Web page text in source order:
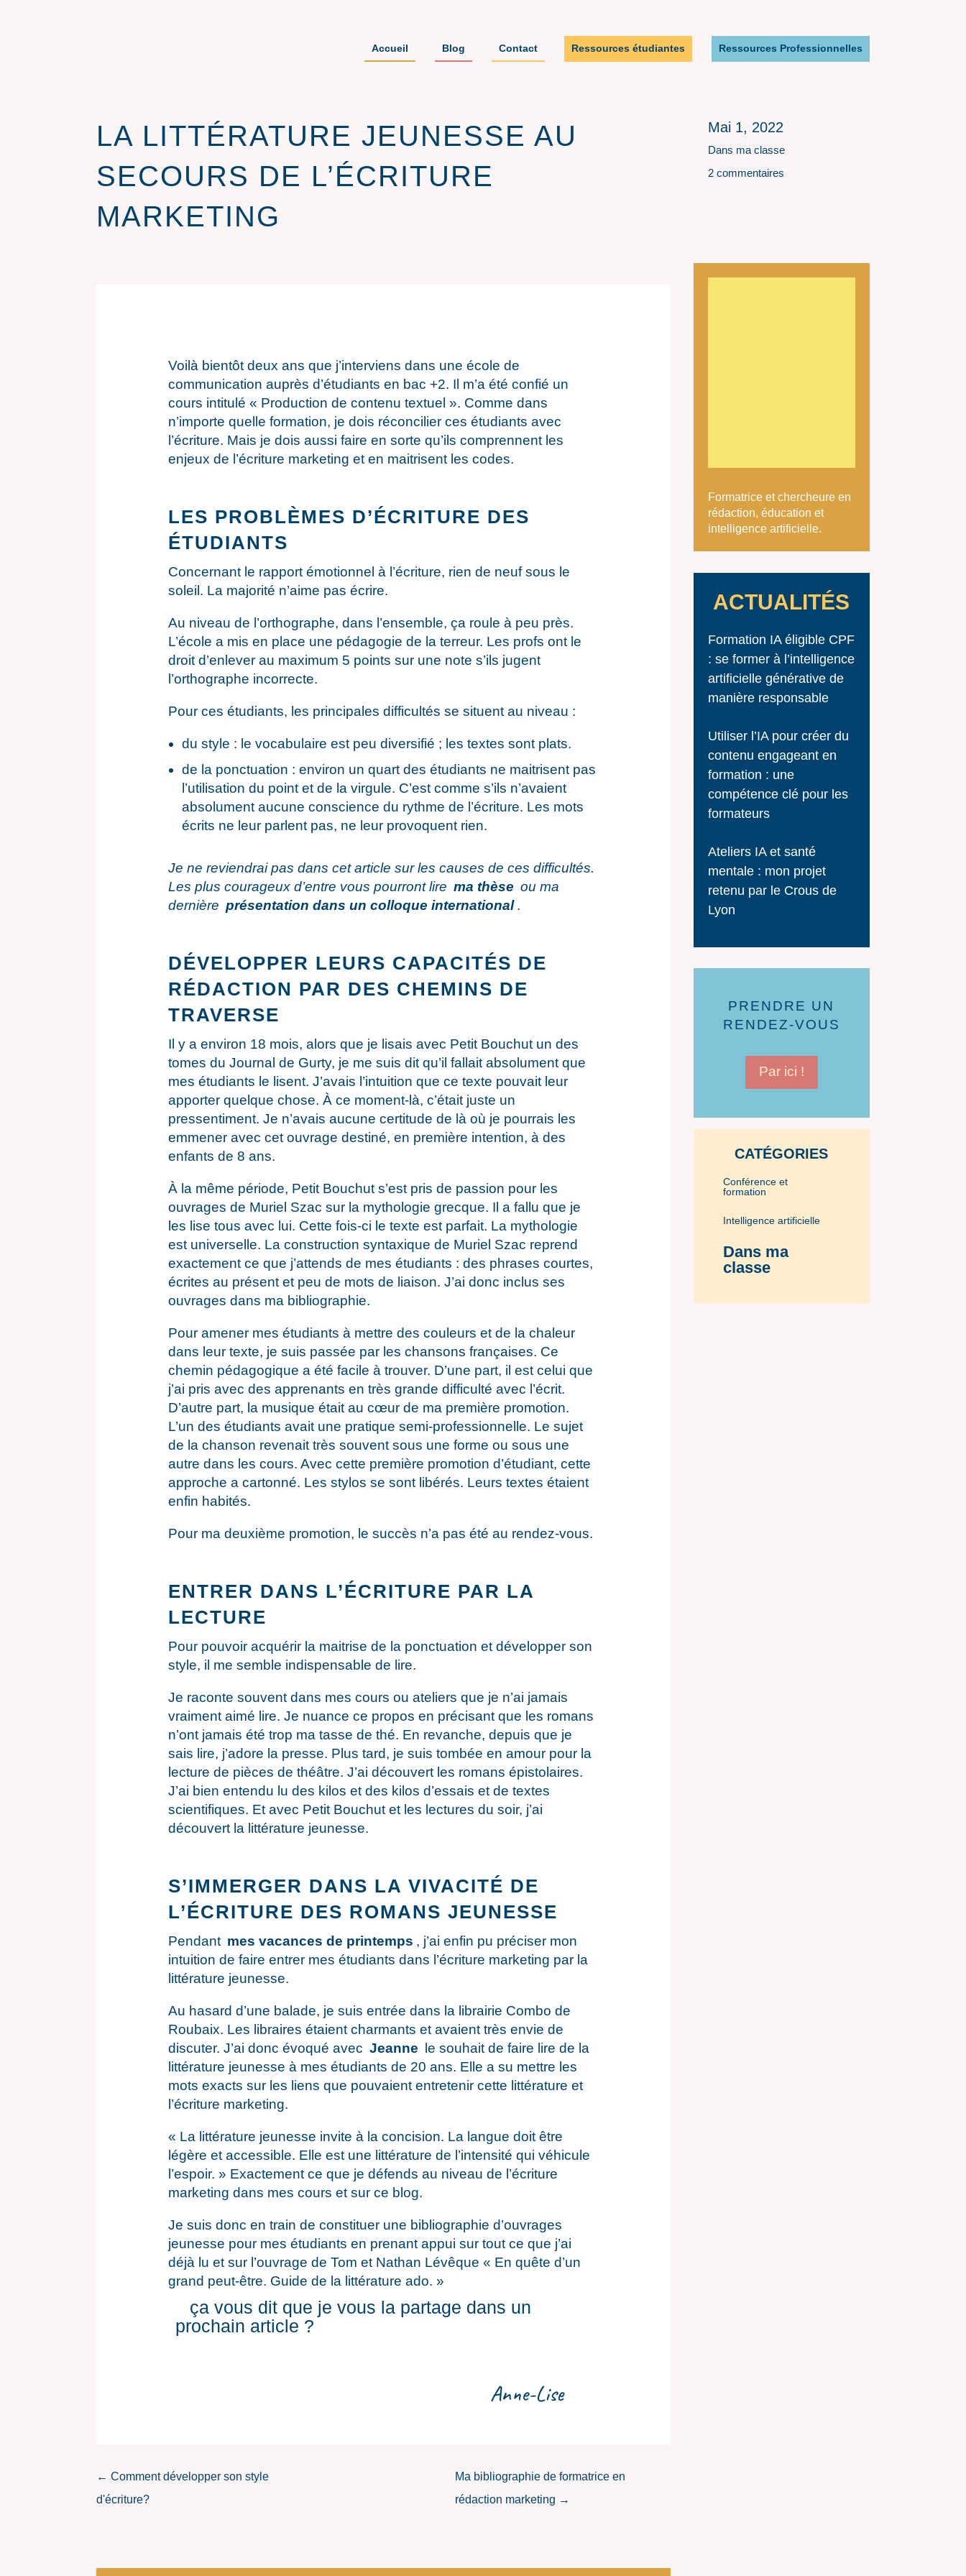
Accueil Blog Contact Ressources étudiantes Ressources Professionnelles
LA LITTÉRATURE JEUNESSE AU
SECOURS DE L’ÉCRITURE
MARKETING
Mai 1, 2022
Dans ma classe
2 commentaires
Voilà bientôt deux ans que j’interviens dans une école de
communication auprès d’étudiants en bac +2. Il m’a été confié un
cours intitulé « Production de contenu textuel ». Comme dans
n’importe quelle formation, je dois réconcilier ces étudiants avec
l’écriture. Mais je dois aussi faire en sorte qu’ils comprennent les
enjeux de l’écriture marketing et en maitrisent les codes.
LES PROBLÈMES D’ÉCRITURE DES
ÉTUDIANTS
Concernant le rapport émotionnel à l’écriture, rien de neuf sous le
soleil. La majorité n’aime pas écrire.
Au niveau de l’orthographe, dans l’ensemble, ça roule à peu près.
L’école a mis en place une pédagogie de la terreur. Les profs ont le
droit d’enlever au maximum 5 points sur une note s’ils jugent
l’orthographe incorrecte.
Pour ces étudiants, les principales difficultés se situent au niveau :
du style : le vocabulaire est peu diversifié ; les textes sont plats.
de la ponctuation : environ un quart des étudiants ne maitrisent pas
l’utilisation du point et de la virgule. C’est comme s’ils n’avaient
absolument aucune conscience du rythme de l’écriture. Les mots
écrits ne leur parlent pas, ne leur provoquent rien.
Je ne reviendrai pas dans cet article sur les causes de ces difficultés.
Les plus courageux d’entre vous pourront lire ma thèse ou ma
dernière présentation dans un colloque international .
DÉVELOPPER LEURS CAPACITÉS DE
RÉDACTION PAR DES CHEMINS DE
TRAVERSE
Il y a environ 18 mois, alors que je lisais avec Petit Bouchut un des
tomes du Journal de Gurty, je me suis dit qu’il fallait absolument que
mes étudiants le lisent. J’avais l’intuition que ce texte pouvait leur
apporter quelque chose. À ce moment-là, c’était juste un
pressentiment. Je n’avais aucune certitude de là où je pourrais les
emmener avec cet ouvrage destiné, en première intention, à des
enfants de 8 ans.
À la même période, Petit Bouchut s’est pris de passion pour les
ouvrages de Muriel Szac sur la mythologie grecque. Il a fallu que je
les lise tous avec lui. Cette fois-ci le texte est parfait. La mythologie
est universelle. La construction syntaxique de Muriel Szac reprend
exactement ce que j’attends de mes étudiants : des phrases courtes,
écrites au présent et peu de mots de liaison. J’ai donc inclus ses
ouvrages dans ma bibliographie.
Pour amener mes étudiants à mettre des couleurs et de la chaleur
dans leur texte, je suis passée par les chansons françaises. Ce
chemin pédagogique a été facile à trouver. D’une part, il est celui que
j’ai pris avec des apprenants en très grande difficulté avec l’écrit.
D’autre part, la musique était au cœur de ma première promotion.
L’un des étudiants avait une pratique semi-professionnelle. Le sujet
de la chanson revenait très souvent sous une forme ou sous une
autre dans les cours. Avec cette première promotion d’étudiant, cette
approche a cartonné. Les stylos se sont libérés. Leurs textes étaient
enfin habités.
Pour ma deuxième promotion, le succès n’a pas été au rendez-vous.
ENTRER DANS L’ÉCRITURE PAR LA
LECTURE
Pour pouvoir acquérir la maitrise de la ponctuation et développer son
style, il me semble indispensable de lire.
Je raconte souvent dans mes cours ou ateliers que je n’ai jamais
vraiment aimé lire. Je nuance ce propos en précisant que les romans
n’ont jamais été trop ma tasse de thé. En revanche, depuis que je
sais lire, j’adore la presse. Plus tard, je suis tombée en amour pour la
lecture de pièces de théâtre. J’ai découvert les romans épistolaires.
J’ai bien entendu lu des kilos et des kilos d’essais et de textes
scientifiques. Et avec Petit Bouchut et les lectures du soir, j’ai
découvert la littérature jeunesse.
S’IMMERGER DANS LA VIVACITÉ DE
L’ÉCRITURE DES ROMANS JEUNESSE
Pendant mes vacances de printemps , j’ai enfin pu préciser mon
intuition de faire entrer mes étudiants dans l’écriture marketing par la
littérature jeunesse.
Au hasard d’une balade, je suis entrée dans la librairie Combo de
Roubaix. Les libraires étaient charmants et avaient très envie de
discuter. J’ai donc évoqué avec Jeanne le souhait de faire lire de la
littérature jeunesse à mes étudiants de 20 ans. Elle a su mettre les
mots exacts sur les liens que pouvaient entretenir cette littérature et
l’écriture marketing.
« La littérature jeunesse invite à la concision. La langue doit être
légère et accessible. Elle est une littérature de l’intensité qui véhicule
l’espoir. » Exactement ce que je défends au niveau de l’écriture
marketing dans mes cours et sur ce blog.
Je suis donc en train de constituer une bibliographie d’ouvrages
jeunesse pour mes étudiants en prenant appui sur tout ce que j’ai
déjà lu et sur l’ouvrage de Tom et Nathan Lévêque « En quête d’un
grand peut-être. Guide de la littérature ado. »
ça vous dit que je vous la partage dans un
prochain article ?
Anne-Lise
←Comment développer son style
d'écriture?
Ma bibliographie de formatrice en
rédaction marketing →
Formatrice et chercheure en
rédaction, éducation et
intelligence artificielle.
ACTUALITÉS
Formation IA éligible CPF
: se former à l’intelligence
artificielle générative de
manière responsable
Utiliser l’IA pour créer du
contenu engageant en
formation : une
compétence clé pour les
formateurs
Ateliers IA et santé
mentale : mon projet
retenu par le Crous de
Lyon
PRENDRE UN
RENDEZ-VOUS
Par ici !
CATÉGORIES
Conférence et
formation
Intelligence artificielle
Dans ma
classe